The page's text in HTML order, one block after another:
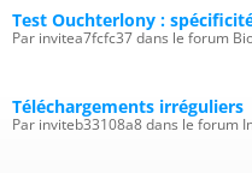
Test Ouchterlony :
Par invitea7fcfc37 dans le forum
Téléchargements irréguliers
Par inviteb33108a8 dans le forum